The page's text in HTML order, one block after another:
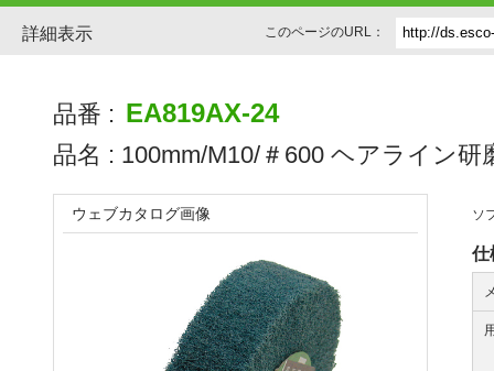
詳細表示 このページのURL：
品番 : EA819AX-24
品名 : 100mm/M10/＃600 ヘアライン研
ソ
仕
ウェブカタログ画像